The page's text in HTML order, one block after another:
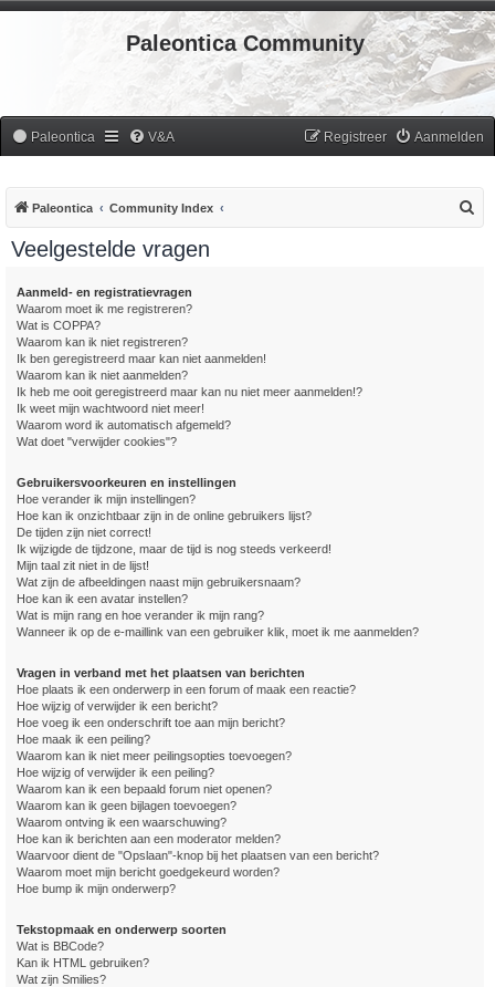
Paleontica Community
Paleontica V&A Aanmelden
Registreer
Paleontica Community Index
Veelgestelde vragen
Aanmeld- en registratievragen
Waarom moet ik me registreren?
Wat is COPPA?
Waarom kan ik niet registreren?
Ik ben geregistreerd maar kan niet aanmelden!
Waarom kan ik niet aanmelden?
Ik heb me ooit geregistreerd maar kan nu niet meer aanmelden!?
Ik weet mijn wachtwoord niet meer!
Waarom word ik automatisch afgemeld?
Wat doet "verwijder cookies"?
Gebruikersvoorkeuren en instellingen
Hoe verander ik mijn instellingen?
Hoe kan ik onzichtbaar zijn in de online gebruikers lijst?
De tijden zijn niet correct!
Ik wijzigde de tijdzone, maar de tijd is nog steeds verkeerd!
Mijn taal zit niet in de lijst!
Wat zijn de afbeeldingen naast mijn gebruikersnaam?
Hoe kan ik een avatar instellen?
Wat is mijn rang en hoe verander ik mijn rang?
Wanneer ik op de e-maillink van een gebruiker klik, moet ik me aanmelden?
Vragen in verband met het plaatsen van berichten
Hoe plaats ik een onderwerp in een forum of maak een reactie?
Hoe wijzig of verwijder ik een bericht?
Hoe voeg ik een onderschrift toe aan mijn bericht?
Hoe maak ik een peiling?
Waarom kan ik niet meer peilingsopties toevoegen?
Hoe wijzig of verwijder ik een peiling?
Waarom kan ik een bepaald forum niet openen?
Waarom kan ik geen bijlagen toevoegen?
Waarom ontving ik een waarschuwing?
Hoe kan ik berichten aan een moderator melden?
Waarvoor dient de "Opslaan"-knop bij het plaatsen van een bericht?
Waarom moet mijn bericht goedgekeurd worden?
Hoe bump ik mijn onderwerp?
Tekstopmaak en onderwerp soorten
Wat is BBCode?
Kan ik HTML gebruiken?
Wat zijn Smilies?